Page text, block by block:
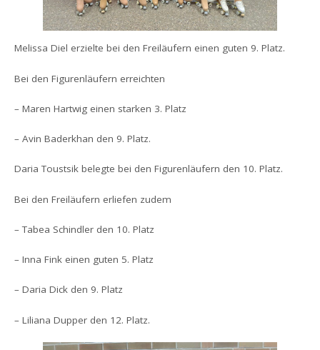
Melissa Diel erzielte bei den Freiläufern einen guten 9. Platz.
Bei den Figurenläufern erreichten
– Maren Hartwig einen starken 3. Platz
– Avin Baderkhan den 9. Platz.
Daria Toustsik belegte bei den Figurenläufern den 10. Platz.
Bei den Freiläufern erliefen zudem
– Tabea Schindler den 10. Platz
– Inna Fink einen guten 5. Platz
– Daria Dick den 9. Platz
– Liliana Dupper den 12. Platz.